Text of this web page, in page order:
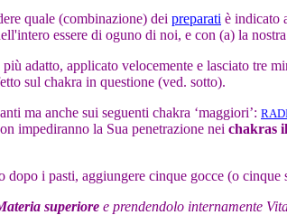
quale (combinazione) dei preparati è indicato
essere di oguno di noi, e con (a) la nostra
adatto, applicato velocemente e lasciato tre
sul chakra in questione (ved. sotto).
ma anche sui seguenti chakra ‘maggiori’:
impediranno la Sua penetrazione nei chakras
dopo i pasti, aggiungere cinque gocce (o
superiore e prendendolo internamente